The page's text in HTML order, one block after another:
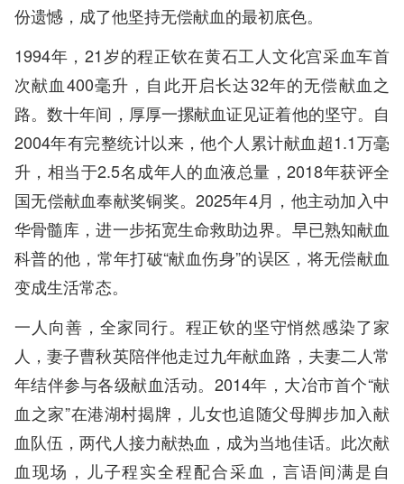
份遗憾，成了他坚持无偿献血的最初底色。
1994年，21岁的程正钦在黄石工人文化宫采血车首
次献血400毫升，自此开启长达32年的无偿献血之
路。数十年间，厚厚一摞献血证见证着他的坚守。自
2004年有完整统计以来，他个人累计献血超1.1万毫
升，相当于2.5名成年人的血液总量，2018年获评全
国无偿献血奉献奖铜奖。2025年4月，他主动加入中
华骨髓库，进一步拓宽生命救助边界。早已熟知献血
科普的他，常年打破“献血伤身”的误区，将无偿献血
变成生活常态。
一人向善，全家同行。程正钦的坚守悄然感染了家
人，妻子曹秋英陪伴他走过九年献血路，夫妻二人常
年结伴参与各级献血活动。2014年，大冶市首个“献
血之家”在港湖村揭牌，儿女也追随父母脚步加入献
血队伍，两代人接力献热血，成为当地佳话。此次献
血现场，儿子程实全程配合采血，言语间满是自